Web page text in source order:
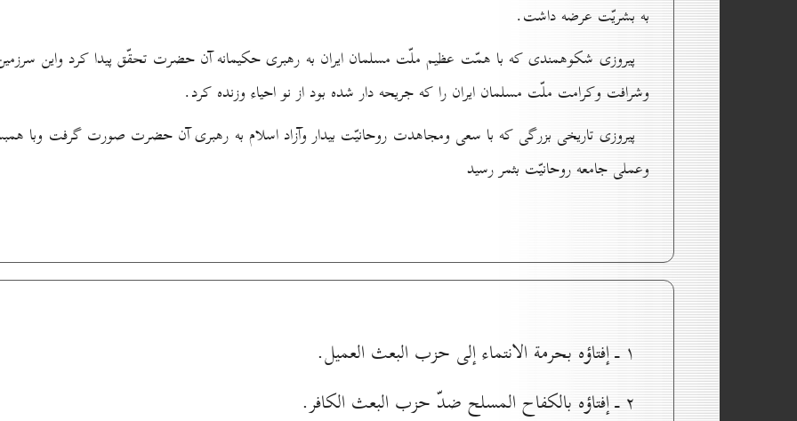
به بشريّت عرضه داشت.
پيروزى شكوهمندى كه با همّت عظيم ملّت مسلمان ايران به رهبرى حكيمانه آن حضرت تحقّق پيدا كرد واين
وشرافت وكرامت ملّت مسلمان ايران را كه جريحه دار شده بود از نو احياء وزنده كرد.
پيروزى تاريخى بزرگى كه با سعى ومجاهدت روحانيّت بيدار وآزاد اسلام به رهبرى آن حضرت صورت گرفت وبا
وعملى جامعه روحانيّت بثمر رسيد
۱ ـ إفتاؤه بحرمة الانتماء إلى حزب البعث العميل.
۲ ـ إفتاؤه بالكفاح المسلح ضدّ حزب البعث الكافر.